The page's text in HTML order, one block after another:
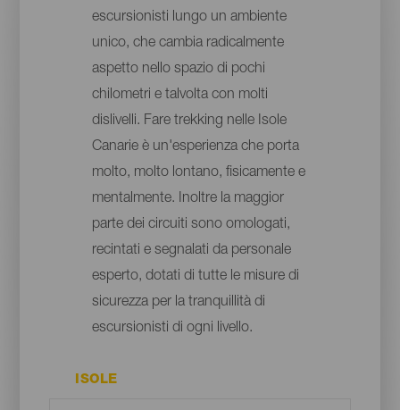
escursionisti lungo un ambiente
unico, che cambia radicalmente
aspetto nello spazio di pochi
chilometri e talvolta con molti
dislivelli. Fare trekking nelle Isole
Canarie è un'esperienza che porta
molto, molto lontano, fisicamente e
mentalmente. Inoltre la maggior
parte dei circuiti sono omologati,
recintati e segnalati da personale
esperto, dotati di tutte le misure di
sicurezza per la tranquillità di
escursionisti di ogni livello.
ISOLE